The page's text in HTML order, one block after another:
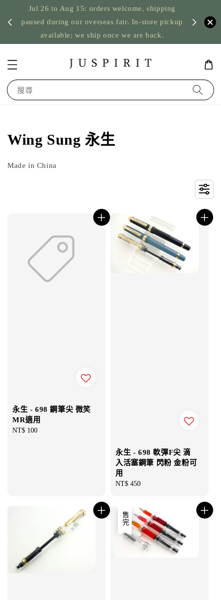
Jul 26 to Aug 15: orders welcome, shipping
paused during our overseas fair. In-store pickup
available; we ship once we are back.
US
搜尋
Wing Sung 永生
Made in China
永生 - 698 鋼筆尖 微笑
MR適用
Regular
NT$ 100
永生 - 698 軟彈F尖 滴
入活塞鋼筆 閃粉 金粉可
用
Regular
NT$ 450
售完